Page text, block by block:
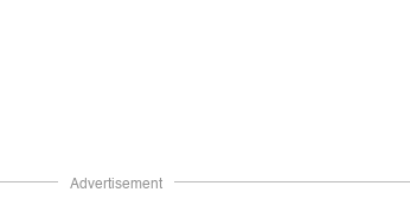
Advertisement